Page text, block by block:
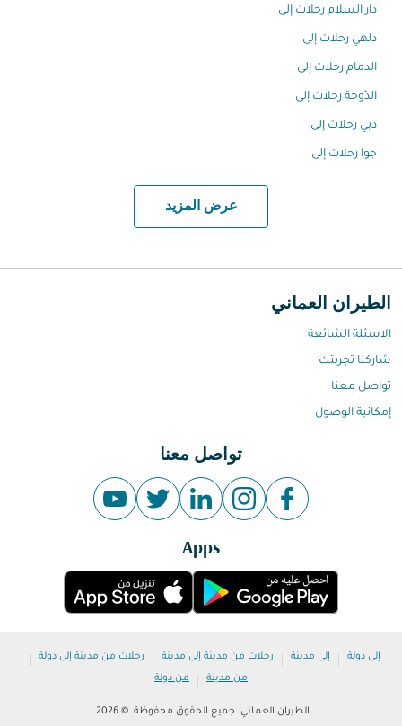
دار السلام رحلات إلى
دلهي رحلات إلى
الدمام رحلات إلى
الدّوحة رحلات إلى
دبي رحلات إلى
جوا رحلات إلى
عرض المزيد
الطيران العماني
الاسئلة الشائعة
شاركنا تجربتك
تواصل معنا
إمكانية الوصول
تواصل معنا
Apps
إلى دولة | إلى مدينة | رحلات من مدينة إلى مدينة | رحلات من مدينة إلى دولة |
من مدينة | من دولة
الطيران العماني. جميع الحقوق محفوظة. © 2026